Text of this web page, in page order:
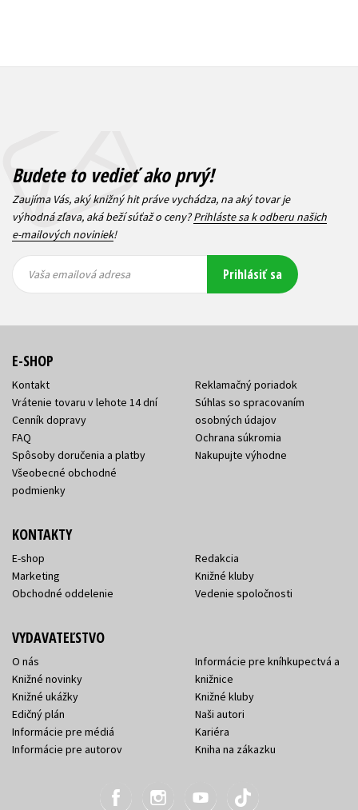
Budete to vedieť ako prvý!
Zaujíma Vás, aký knižný hit práve vychádza, na aký tovar je
výhodná zľava, aká beží súťaž o ceny?Prihláste sa k odberu našich
e-mailových noviniek!
emailová
emailová
Vaša emailová adresa Prihlásiť sa
E-SHOP
Kontakt
Vrátenie tovaru v lehote 14 dní
Cenník dopravy
FAQ
Spôsoby doručenia a platby
Všeobecné obchodné
podmienky
Reklamačný poriadok
Súhlas so spracovaním
osobných údajov
Ochrana súkromia
Nakupujte výhodne
KONTAKTY
E-shop
Marketing
Obchodné oddelenie
Redakcia
Knižné kluby
Vedenie spoločnosti
VYDAVATEĽSTVO
O nás
Knižné novinky
Knižné ukážky
Edičný plán
Informácie pre médiá
Informácie pre autorov
Informácie pre kníhkupectvá a
knižnice
Knižné kluby
Naši autori
Kariéra
Kniha na zákazku